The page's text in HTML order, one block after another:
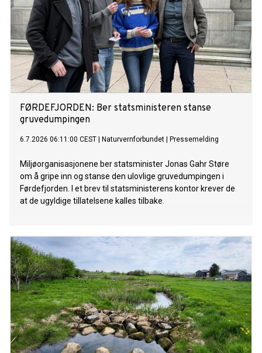
gang å rydde opp.
FØRDEFJORDEN: Ber statsministeren stanse
gruvedumpingen
6.7.2026 06:11:00 CEST Naturvernforbundet Pressemelding
Miljøorganisasjonene ber statsminister Jonas Gahr Støre
om å gripe inn og stanse den ulovlige gruvedumpingen i
Førdefjorden. I et brev til statsministerens kontor krever de
at de ugyldige tillatelsene kalles tilbake.